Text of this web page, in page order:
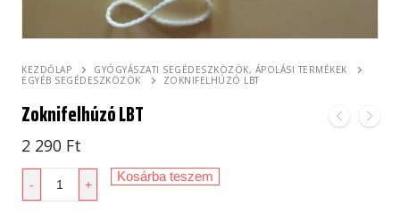
KEZDŐLAP
GYÓGYÁSZATI SEGÉDESZKÖZÖK, ÁPOLÁSI TERMÉKEK
EGYÉB SEGÉDESZKÖZÖK
ZOKNIFELHÚZÓ LBT
Zoknifelhúzó LBT
2 290 Ft
- +
Kosárba teszem